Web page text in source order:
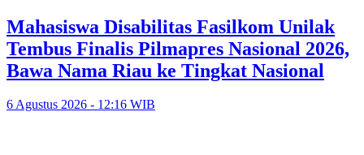
Mahasiswa Disabilitas Fasilkom Unilak
Tembus Finalis Pilmapres Nasional 2026,
Bawa Nama Riau ke Tingkat Nasional
6 Agustus 2026 - 12:16 WIB